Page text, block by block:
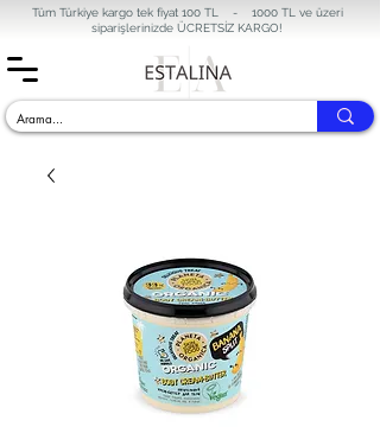
Tüm Türkiye kargo tek fiyat 100 TL - 1000 TL ve üzeri
siparişlerinizde ÜCRETSİZ KARGO!